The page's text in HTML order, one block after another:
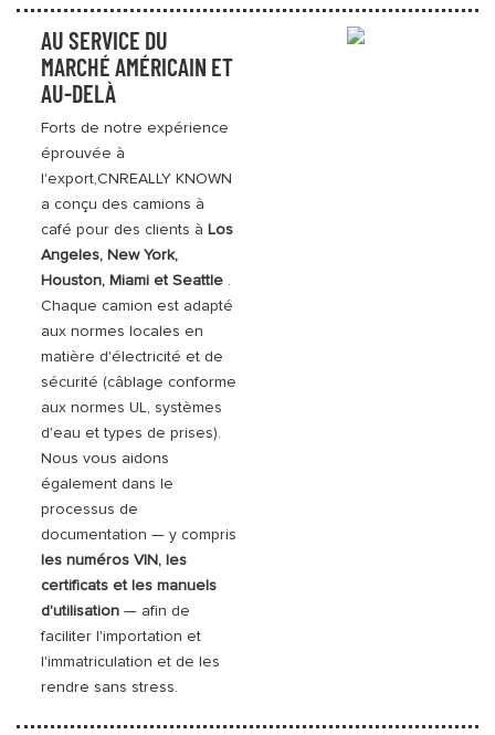
AU SERVICE DU
MARCHÉ AMÉRICAIN ET
AU-DELÀ
Forts de notre expérience
éprouvée à
l'export,CNREALLY KNOWN
a conçu des camions à
café pour des clients à Los
Angeles, New York,
Houston, Miami et Seattle .
Chaque camion est adapté
aux normes locales en
matière d'électricité et de
sécurité (câblage conforme
aux normes UL, systèmes
d'eau et types de prises).
Nous vous aidons
également dans le
processus de
documentation — y compris
les numéros VIN, les
certificats et les manuels
d'utilisation — afin de
faciliter l'importation et
l'immatriculation et de les
rendre sans stress.